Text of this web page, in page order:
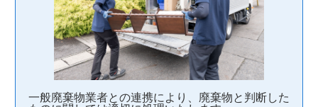
一般廃棄物業者との連携により、廃棄物と判断した